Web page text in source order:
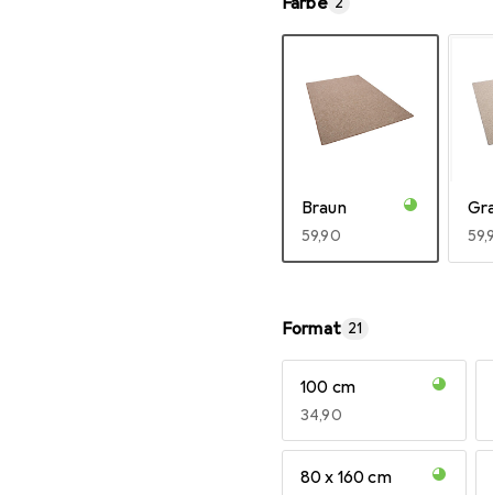
Braun
EUR
59,90
Format 21
100 cm
EUR
34,90
80 x 160 cm